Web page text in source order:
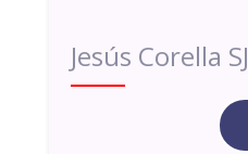
Jesús Corella SJ